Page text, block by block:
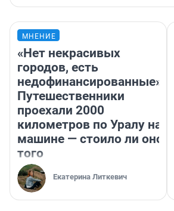
МНЕНИЕ
«Нет некрасивых
городов, есть
недофинансированные».
Путешественники
проехали 2000
километров по Уралу на
машине — стоило ли оно
того
Екатерина Литкевич